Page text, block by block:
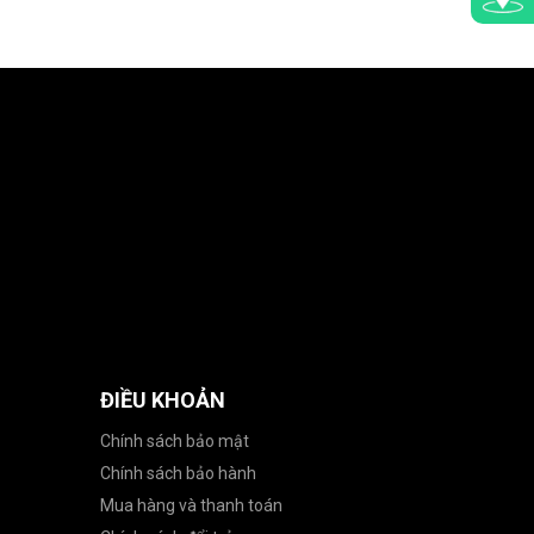
ĐIỀU KHOẢN
Chính sách bảo mật
Chính sách bảo hành
Mua hàng và thanh toán